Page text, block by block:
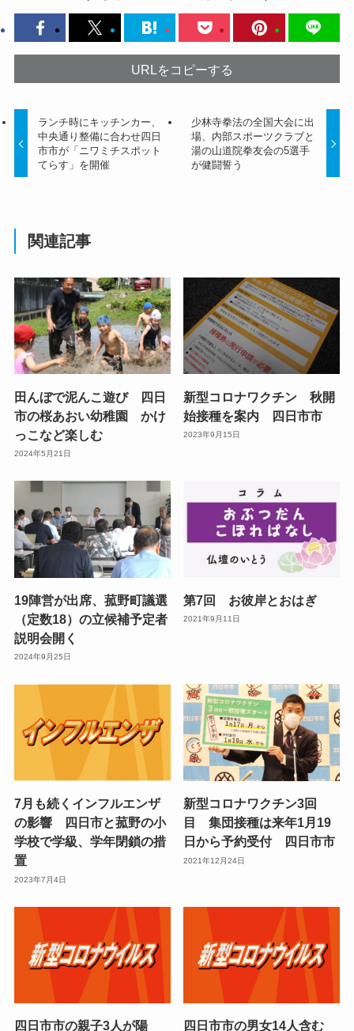
URLをコピーする
ランチ時にキッチンカー、
中央通り整備に合わせ四日
市市が「ニワミチスポット
てらす」を開催
少林寺拳法の全国大会に出
場、内部スポーツクラブと
湯の山道院拳友会の5選手
が健闘誓う
関連記事
田んぼで泥んこ遊び 四日
市の桜あおい幼稚園 かけ
っこなど楽しむ
2024年5月21日
新型コロナワクチン 秋開
始接種を案内 四日市市
2023年9月15日
19陣営が出席、菰野町議選
（定数18）の立候補予定者
説明会開く
2024年9月25日
第7回 お彼岸とおはぎ
2021年9月11日
7月も続くインフルエンザ
の影響 四日市と菰野の小
学校で学級、学年閉鎖の措
置
2023年7月4日
新型コロナワクチン3回
目 集団接種は来年1月19
日から予約受付 四日市市
2021年12月24日
四日市市の親子3人が陽
四日市市の男女14人含む